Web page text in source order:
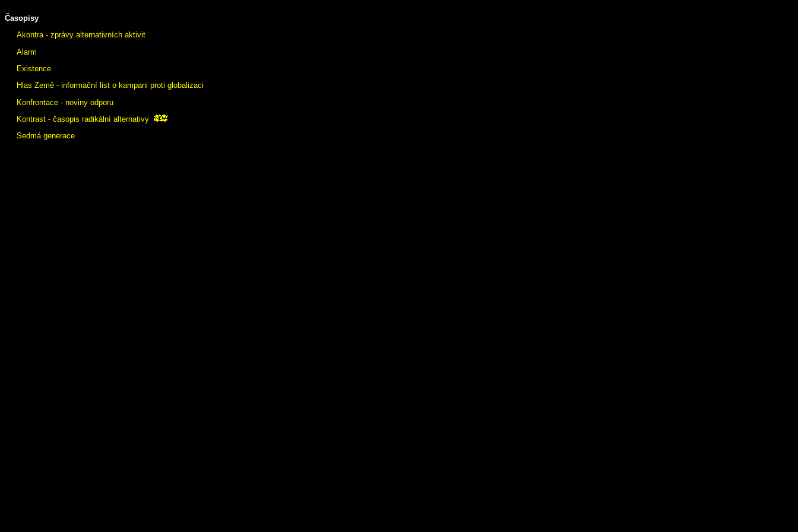
Časopisy
Akontra - zprávy alternativních aktivit
Alarm
Existence
Hlas Země - informační list o kampani proti globalizaci
Konfrontace - noviny odporu
Kontrast - časopis radikální alternativy
Sedmá generace